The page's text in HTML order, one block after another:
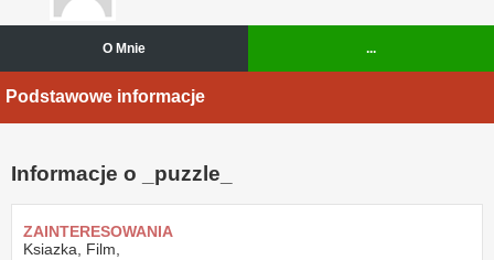
O Mnie ...
Podstawowe informacje
Informacje o _puzzle_
ZAINTERESOWANIA
Ksiazka, Film,